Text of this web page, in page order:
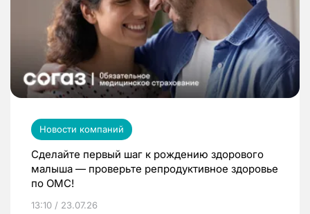
Новости компаний
Сделайте первый шаг к рождению здорового
малыша — проверьте репродуктивное здоровье
по ОМС!
13:10 / 23.07.26